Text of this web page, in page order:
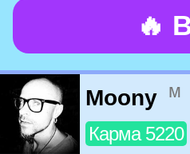
🔥
Moony м
Карма 5220